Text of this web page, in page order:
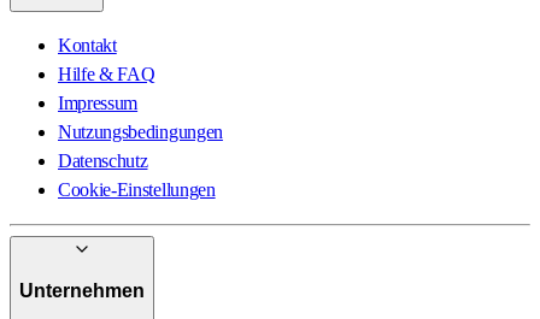
Kontakt
Hilfe & FAQ
Impressum
Nutzungsbedingungen
Datenschutz
Cookie-Einstellungen
Unternehmen